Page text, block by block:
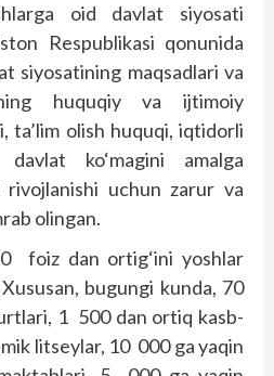
oid davlat siyosati
Respublikasi qonunida
siyosatining maqsadlari va
huquqiy va ijtimoiy
ta’lim olish huquqi, iqtidorli
ko‘magini amalga
uchun zarur va
olingan.
foiz dan ortig‘ini yoshlar
bugungi kunda, 70
1 500 dan ortiq kasb-
litseylar, 10 000 ga yaqin